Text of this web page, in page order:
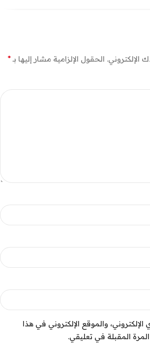
الإلكتروني. الحقول الإلزامية مشار إليها بـ*
والموقع الإلكتروني في هذا
المقبلة في تعليقي.